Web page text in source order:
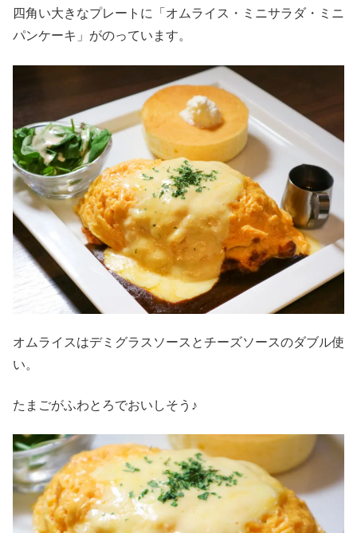
四角い大きなプレートに「オムライス・ミニサラダ・ミニ
パンケーキ」がのっています。
オムライスはデミグラスソースとチーズソースのダブル使
い。
たまごがふわとろでおいしそう♪